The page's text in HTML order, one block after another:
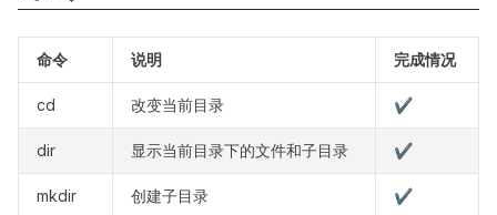
命令 说明 完成情况
cd 改变当前目录 ✔️
dir 显示当前目录下的文件和子目录 ✔️
mkdir 创建子目录 ✔️